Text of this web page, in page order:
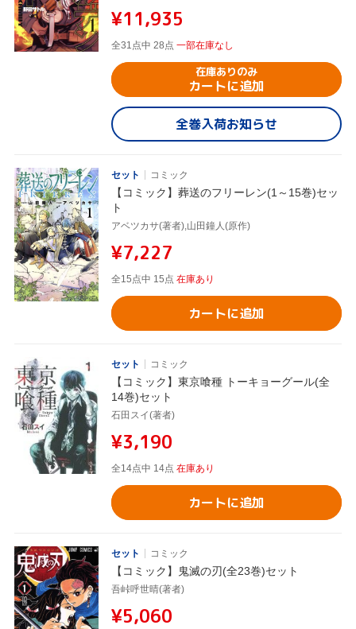
¥11,935
全31点中 28点 一部在庫なし
在庫ありのみ
カートに追加
全巻入荷お知らせ
セット コミック
【コミック】葬送のフリーレン(1～15巻)セッ
ト
アベツカサ(著者),山田鐘人(原作)
¥7,227
全15点中 15点 在庫あり
カートに追加
セット コミック
【コミック】東京喰種 トーキョーグール(全
14巻)セット
石田スイ(著者)
¥3,190
全14点中 14点 在庫あり
カートに追加
セット コミック
【コミック】鬼滅の刃(全23巻)セット
吾峠呼世晴(著者)
¥5,060